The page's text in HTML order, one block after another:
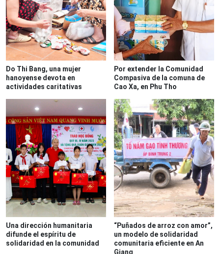
Do Thi Bang, una mujer
hanoyense devota en
actividades caritativas
Por extender la Comunidad
Compasiva de la comuna de
Cao Xa, en Phu Tho
Una dirección humanitaria
difunde el espíritu de
solidaridad en la comunidad
“Puñados de arroz con amor”,
un modelo de solidaridad
comunitaria eficiente en An
Giang